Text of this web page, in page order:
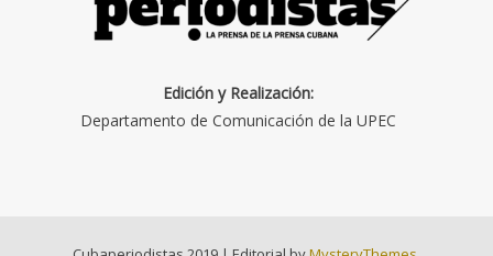
Edición y Realización:
Departamento de Comunicación de la UPEC